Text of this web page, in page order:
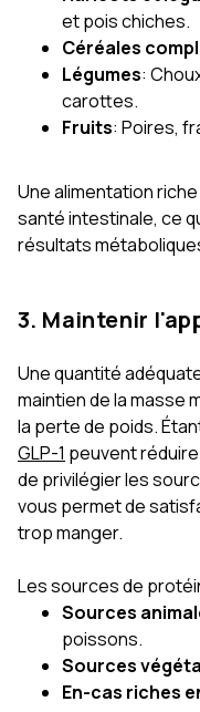
et pois chiches.
Céréales
Légumes:
carottes.
Fruits: Poires,
Une alimentation
santé intestinale, ce
résultats
3. Maintenir
Une quantité
maintien de la masse
la perte de poids.
GLP-1 peuvent
de privilégier les
vous permet de
trop manger.
Les sources de
Sources
poissons.
Sources
En-cas riches